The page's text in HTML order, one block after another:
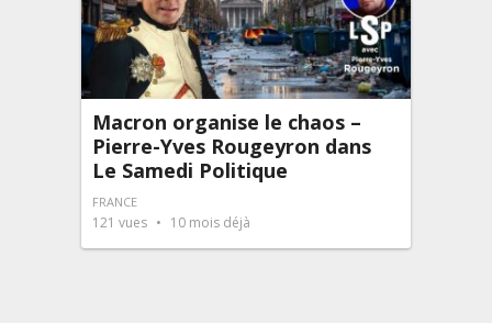
Macron organise le chaos –
Pierre-Yves Rougeyron dans
Le Samedi Politique
FRANCE
121 vues 10 mois déjà